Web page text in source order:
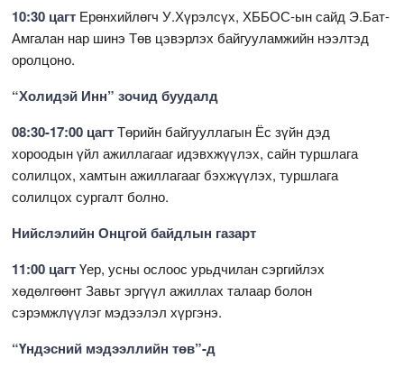
10:30 цагт Ерөнхийлөгч У.Хүрэлсүх, ХББОС-ын сайд Э.Бат-
Амгалан нар шинэ Төв цэвэрлэх байгууламжийн нээлтэд
оролцоно.
“Холидэй Инн” зочид буудалд
08:30-17:00 цагтТөрийн байгууллагын Ёс зүйн дэд
хороодын үйл ажиллагааг идэвхжүүлэх, сайн туршлага
солилцох, хамтын ажиллагааг бэхжүүлэх, туршлага
солилцох сургалт болно.
Нийслэлийн Онцгой байдлын газарт
11:00 цагтҮер, усны ослоос урьдчилан сэргийлэх
хөдөлгөөнт Завьт эргүүл ажиллах талаар болон
сэрэмжлүүлэг мэдээлэл хүргэнэ.
“Үндэсний мэдээллийн төв”-д